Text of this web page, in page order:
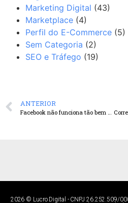
Marketing Digital (43)
Marketplace (4)
Perfil do E-Commerce (5)
Sem Categoria (2)
SEO e Tráfego (19)
ANTERIOR
2026 © Lucro Digital - CNPJ 26.252.509/